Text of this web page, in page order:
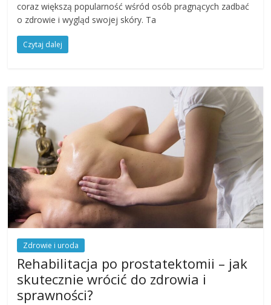
coraz większą popularność wśród osób pragnących zadbać
o zdrowie i wygląd swojej skóry. Ta
Czytaj dalej
Zdrowie i uroda
Rehabilitacja po prostatektomii – jak
skutecznie wrócić do zdrowia i
sprawności?